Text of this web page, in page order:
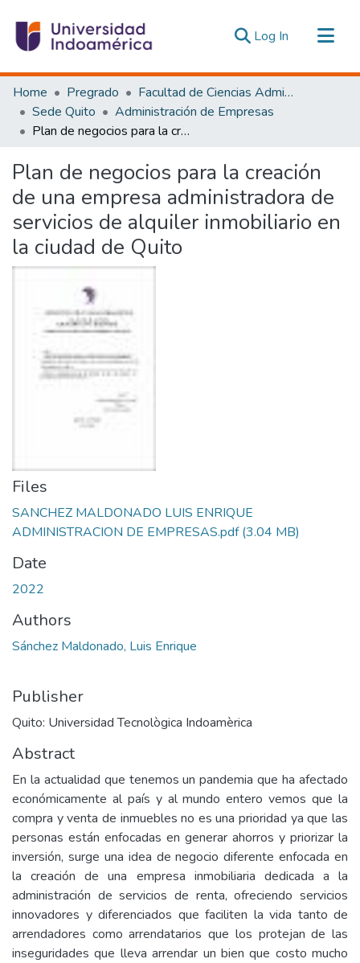
Log In (current)
Communities & Collections
All of DSpace
Statistics
Home Pregrado
Facultad de Ciencias Administrativas y Económicas
Sede Quito
Administración de Empresas
Plan de negocios para la creación de una empresa administradora de servicios de alquiler inmobiliario en la ciudad de Quito
Plan de negocios para la creación
de una empresa administradora de
servicios de alquiler inmobiliario en
la ciudad de Quito
Files
SANCHEZ MALDONADO LUIS ENRIQUE
ADMINISTRACION DE EMPRESAS.pdf(3.04 MB)
Date
2022
Authors
Sánchez Maldonado, Luis Enrique
Publisher
Quito: Universidad Tecnològica Indoamèrica
Abstract
En la actualidad que tenemos un pandemia que ha afectado
económicamente al país y al mundo entero vemos que la
compra y venta de inmuebles no es una prioridad ya que las
personas están enfocadas en generar ahorros y priorizar la
inversión, surge una idea de negocio diferente enfocada en
la creación de una empresa inmobiliaria dedicada a la
administración de servicios de renta, ofreciendo servicios
innovadores y diferenciados que faciliten la vida tanto de
arrendadores como arrendatarios que los protejan de las
inseguridades que lleva arrendar un bien que costo mucho